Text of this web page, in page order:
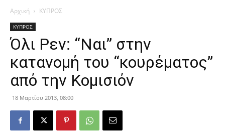
Αρχική ΚΥΠΡΟΣ
ΚΥΠΡΟΣ
Όλι Ρεν: “Ναι” στην
κατανομή του “κουρέματος”
από την Κομισιόν
18 Μαρτίου 2013, 08:00